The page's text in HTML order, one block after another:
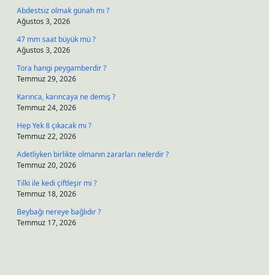
Abdestsiz olmak günah mı ?
Ağustos 3, 2026
47 mm saat büyük mü ?
Ağustos 3, 2026
Tora hangi peygamberdir ?
Temmuz 29, 2026
Karınca, karıncaya ne demiş ?
Temmuz 24, 2026
Hep Yek 8 çıkacak mı ?
Temmuz 22, 2026
Adetliyken birlikte olmanın zararları nelerdir ?
Temmuz 20, 2026
Tilki ile kedi çiftleşir mi ?
Temmuz 18, 2026
Beybağı nereye bağlıdır ?
Temmuz 17, 2026